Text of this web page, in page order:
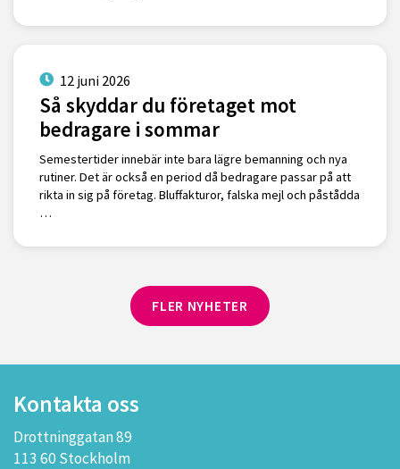
12 juni 2026
Så skyddar du företaget mot
bedragare i sommar
Semestertider innebär inte bara lägre bemanning och nya
rutiner. Det är också en period då bedragare passar på att
rikta in sig på företag. Bluffakturor, falska mejl och påstådda
…
FLER NYHETER
Kontakta oss
Drottninggatan 89
113 60 Stockholm